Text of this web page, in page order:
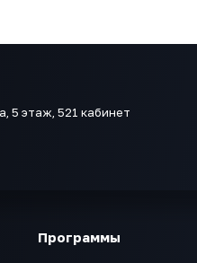
5 этаж, 521 кабинет
Программы